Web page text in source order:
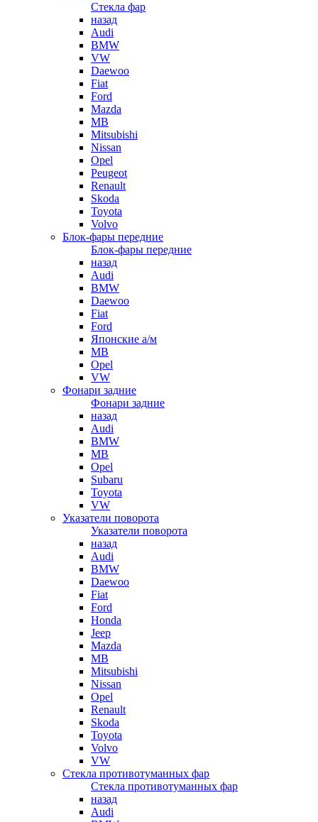
Стекла фар
назад
Audi
BMW
VW
Daewoo
Fiat
Ford
Mazda
MB
Mitsubishi
Nissan
Opel
Peugeot
Renault
Skoda
Toyota
Volvo
Блок-фары передние
Блок-фары передние
назад
Audi
BMW
Daewoo
Fiat
Ford
Японские а/м
MB
Opel
VW
Фонари задние
Фонари задние
назад
Audi
BMW
MB
Opel
Subaru
Toyota
VW
Указатели поворота
Указатели поворота
назад
Audi
BMW
Daewoo
Fiat
Ford
Honda
Jeep
Mazda
MB
Mitsubishi
Nissan
Opel
Renault
Skoda
Toyota
Volvo
VW
Стекла противотуманных фар
Стекла противотуманных фар
назад
Audi